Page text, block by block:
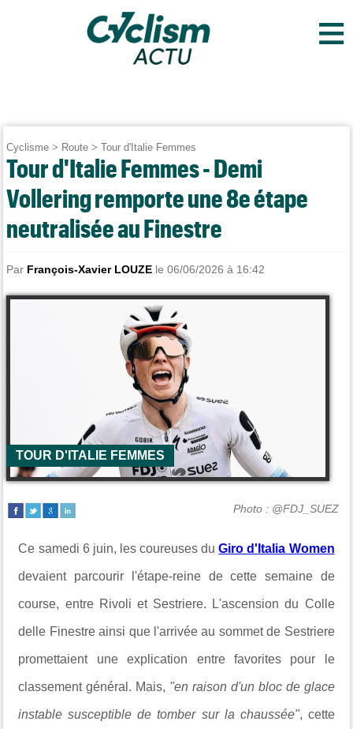
≡
Cyclisme > Route >Tour d'Italie Femmes
Tour d'Italie Femmes - Demi
Vollering remporte une 8e étape
neutralisée au Finestre
Par François-Xavier LOUZE le 06/06/2026 à 16:42
TOUR D'ITALIE FEMMES
Photo : @FDJ_SUEZ
Ce samedi 6 juin, les coureuses duGiro d'Italia Women
devaient parcourir l'étape-reine de cette semaine de
course, entre Rivoli et Sestriere. L'ascension du Colle
delle Finestre ainsi que l'arrivée au sommet de Sestriere
promettaient une explication entre favorites pour le
classement général. Mais, "en raison d'un bloc de glace
instable susceptible de tomber sur la chaussée", cette